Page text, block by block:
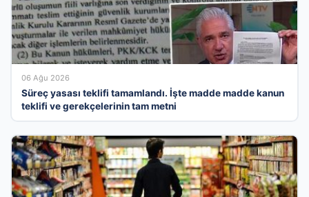
06 Ağu 2026
Süreç yasası teklifi tamamlandı. İşte madde madde kanun
teklifi ve gerekçelerinin tam metni